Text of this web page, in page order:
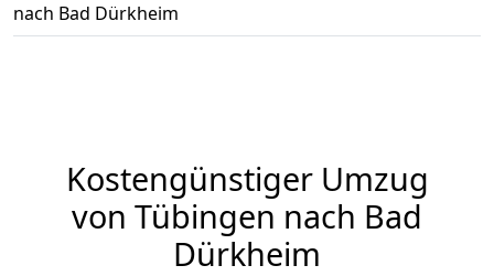
nach Bad Dürkheim
Kostengünstiger Umzug
von Tübingen nach Bad
Dürkheim